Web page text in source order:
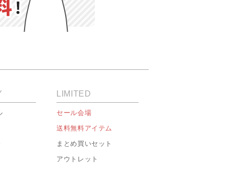
LIMITED
セール会場
送料無料アイテム
まとめ買いセット
アウトレット